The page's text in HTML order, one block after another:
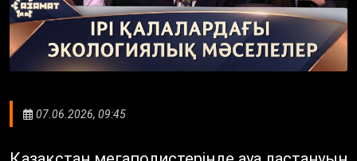
07.06.2026, 09:45